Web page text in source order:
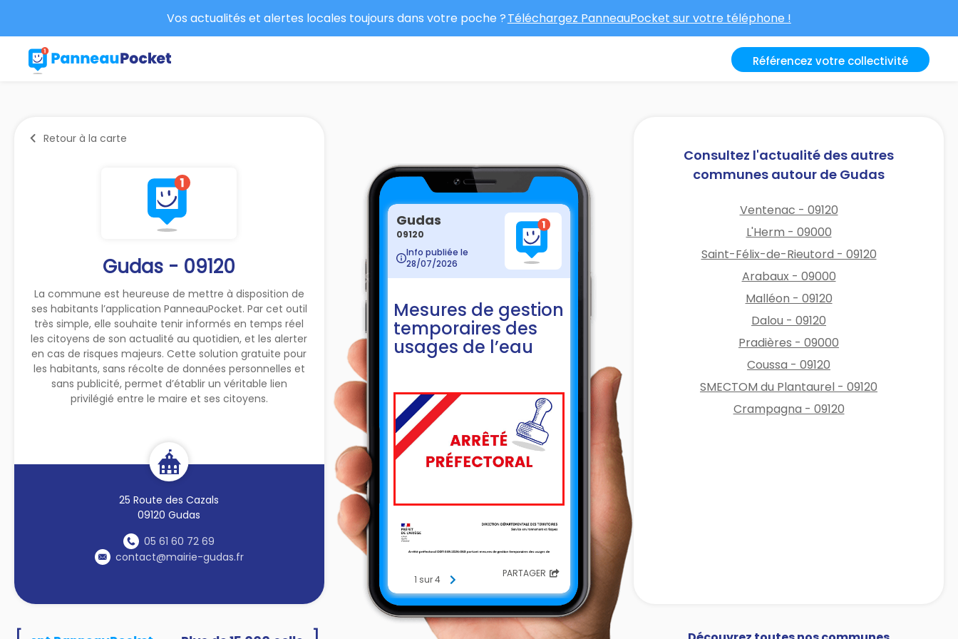
Vos actualités et alertes locales toujours dans votre poche ?Téléchargez PanneauPocket sur votre téléphone !
Référencez votre collectivité
Retour à la carte
Gudas - 09120
La commune est heureuse de mettre à disposition de
ses habitants l’application PanneauPocket. Par cet outil
très simple, elle souhaite tenir informés en temps réel
les citoyens de son actualité au quotidien, et les alerter
en cas de risques majeurs. Cette solution gratuite pour
les habitants, sans récolte de données personnelles et
sans publicité, permet d’établir un véritable lien
privilégié entre le maire et ses citoyens.
25 Route des Cazals
09120 Gudas
05 61 60 72 69
contact@mairie-gudas.fr
Gudas
09120
Info publiée le
28/07/2026
Mesures de gestion
temporaires des
usages de l’eau
1 sur 4 PARTAGER
Consultez l'actualité des autres
communes autour de Gudas
Ventenac - 09120
L'Herm - 09000
Saint-Félix-de-Rieutord - 09120
Arabaux - 09000
Malléon - 09120
Dalou - 09120
Pradières - 09000
Coussa - 09120
SMECTOM du Plantaurel - 09120
Crampagna - 09120